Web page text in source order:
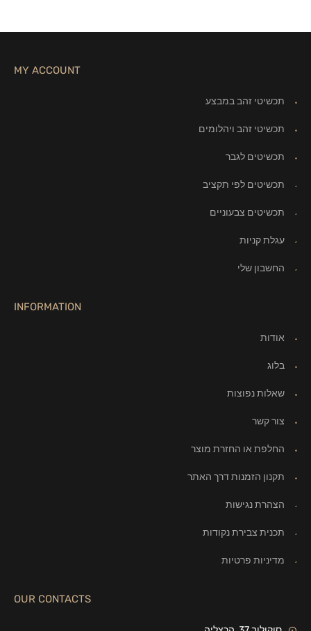
MY ACCOUNT
תכשיטי זהב במבצע
תכשיטי זהב ויהלומים
תכשיטים לגבר
תכשיטים לפי תקציב
תכשיטים צבעוניים
עגלת קניות
החשבון שלי
INFORMATION
אודות
בלוג
שאלות נפוצות
צור קשר
החלפת או החזרת מוצר
תקנון הזמנות דרך האתר
הצהרת נגישות
תכנית צבירת נקודות
מדיניות פרטיות
OUR CONTACTS